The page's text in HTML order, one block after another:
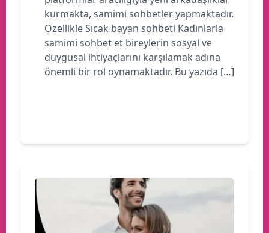
kurmakta, samimi sohbetler yapmaktadır.
Özellikle Sıcak bayan sohbeti Kadınlarla
samimi sohbet et bireylerin sosyal ve
duygusal ihtiyaçlarını karşılamak adına
önemli bir rol oynamaktadır. Bu yazıda […]